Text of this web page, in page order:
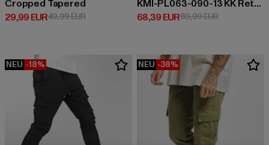
Cropped Tapered
29,99 EUR
Derzeitiger Preis: 29,99 EUR
49,99 EURAktionspreis: 49,99 EUR
KMI-PL063-090-13 KK Retro Baggy Workwear Denim
68,39 EUR
Derzeitiger Preis: 68,39 EUR
89,99 EURAktionspreis:
NEU -18% NEU -38%